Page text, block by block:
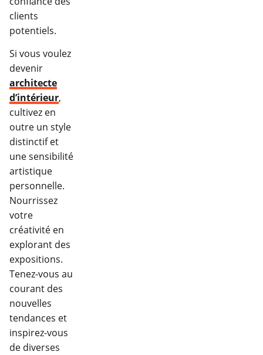
clients
potentiels.
Si vous voulez
devenir
architecte
d’intérieur,
cultivez en
outre un style
distinctif et
une sensibilité
artistique
personnelle.
Nourrissez
votre
créativité en
explorant des
expositions.
Tenez-vous au
courant des
nouvelles
tendances et
inspirez-vous
de diverses